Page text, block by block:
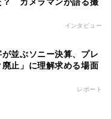
インタビュー
並ぶソニー決算、プレ
廃止」に理解求める場面
レポート